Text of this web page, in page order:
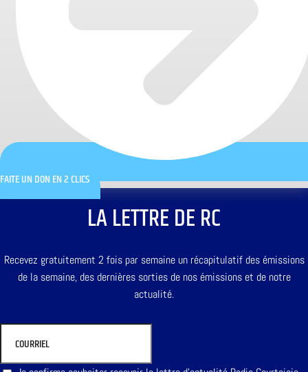
FAITE UN DON EN 2 CLICS
LA LETTRE DE RC
Recevez gratuitement 2 fois par semaine un récapitulatif des émissions
de la semaine, des dernières sorties de nos émissions et de notre
actualité.